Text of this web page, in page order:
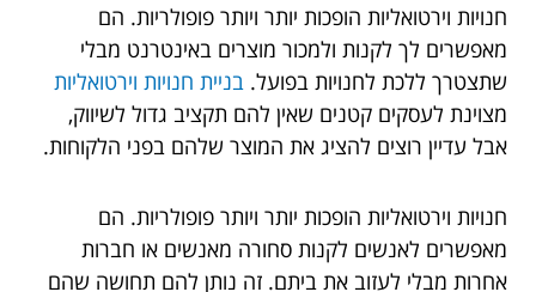
חנויות וירטואליות הופכות יותר ויותר פופולריות. הם
מאפשרים לך לקנות ולמכור מוצרים באינטרנט מבלי
שתצטרך ללכת לחנויות בפועל. בניית חנויות וירטואליות
מצוינת לעסקים קטנים שאין להם תקציב גדול לשיווק,
אבל עדיין רוצים להציג את המוצר שלהם בפני הלקוחות.
חנויות וירטואליות הופכות יותר ויותר פופולריות. הם
מאפשרים לאנשים לקנות סחורה מאנשים או חברות
אחרות מבלי לעזוב את ביתם. זה נותן להם תחושה שהם